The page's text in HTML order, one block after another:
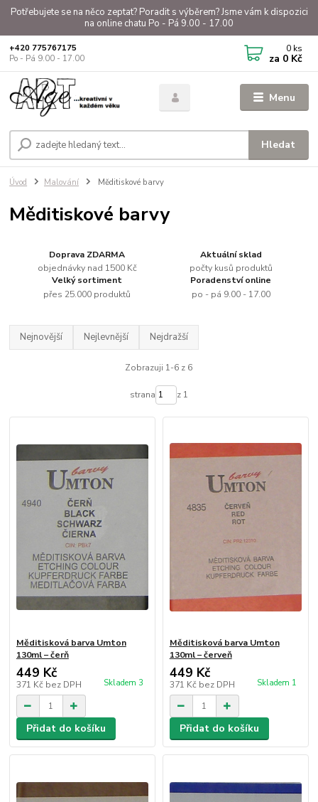
Potřebujete se na něco zeptat? Poradit s výběrem? Jsme vám k dispozici
na online chatu Po - Pá 9.00 - 17.00
Menu
Hledat
+420 775767175
Po - Pá 9.00 - 17.00
0 ks
za 0 Kč
Úvod Malování Měditiskové barvy
Měditiskové barvy
Doprava ZDARMA
objednávky nad 1500 Kč
Aktuální sklad
počty kusů produktů
Velký sortiment
přes 25.000 produktů
Poradenství online
po - pá 9.00 - 17.00
Nejnovější Nejlevnější Nejdražší
Zobrazuji 1-6 z 6
strana z 1
Měditisková barva Umton
130ml – čerň
449 Kč
371 Kč bez DPH Skladem 3
Přidat do košíku
Měditisková barva Umton
130ml – červeň
449 Kč
371 Kč bez DPH Skladem 1
Přidat do košíku